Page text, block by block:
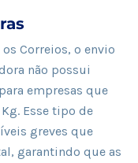
Correios, o envio
não possui
empresas que
Esse tipo de
greves que
garantindo que as